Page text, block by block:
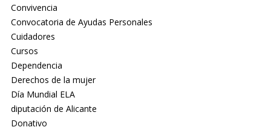
Convivencia
Convocatoria de Ayudas Personales
Cuidadores
Cursos
Dependencia
Derechos de la mujer
Día Mundial ELA
diputación de Alicante
Donativo